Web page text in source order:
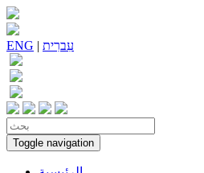
ENG | עִברִית
Toggle navigation